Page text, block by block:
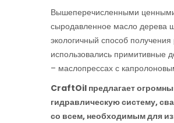
Вышеперечисленными ценными
сыродавленное масло дерева
экологичный способ
использовались примитивные
– маслопрессах с
CraftOil предлагает
гидравлическую систему,
со всем, необходимым для